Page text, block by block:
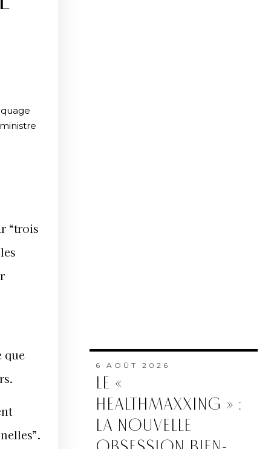
“trois
que
6 AOÛT 2026
LE «
HEALTHMAXXING » :
LA NOUVELLE